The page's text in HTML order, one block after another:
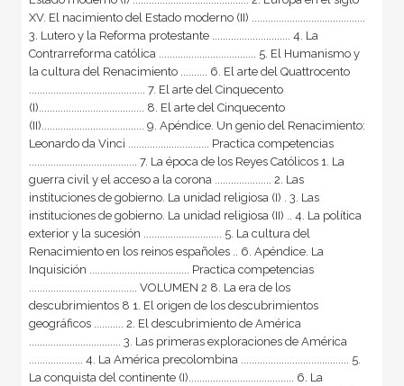
XV. El nacimiento del Estado moderno (II) ..........................................
3. Lutero y la Reforma protestante ............................. 4. La
Contrarreforma católica .................................... 5. El Humanismo y
la cultura del Renacimiento .......... 6. El arte del Quattrocento
........................................... 7. El arte del Cinquecento
(I)....................................... 8. El arte del Cinquecento
(II)...................................... 9. Apéndice. Un genio del Renacimiento:
Leonardo da Vinci .............................. Practica competencias
........................................ 7. La época de los Reyes Católicos 1. La
guerra civil y el acceso a la corona ..................... 2. Las
instituciones de gobierno. La unidad religiosa (I) . 3. Las
instituciones de gobierno. La unidad religiosa (II) .. 4. La política
exterior y la sucesión ............................. 5. La cultura del
Renacimiento en los reinos españoles .. 6. Apéndice. La
Inquisición ..................................... Practica competencias
........................................ VOLUMEN 2 8. La era de los
descubrimientos 8 1. El origen de los descubrimientos
geográficos ........... 2. El descubrimiento de América
.................................. 3. Las primeras exploraciones de América
.................... 4. La América precolombina ........................................ 5.
La conquista del continente (I)....................................... 6. La